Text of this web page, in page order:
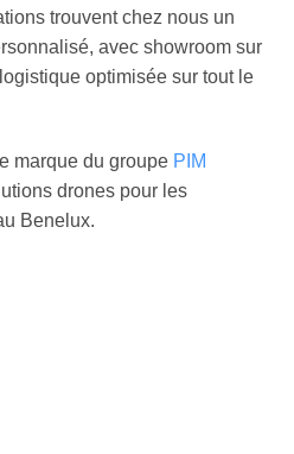
trouvent chez nous un
avec showroom sur
optimisée sur tout le
marque du groupe PIM
drones pour les
Benelux.